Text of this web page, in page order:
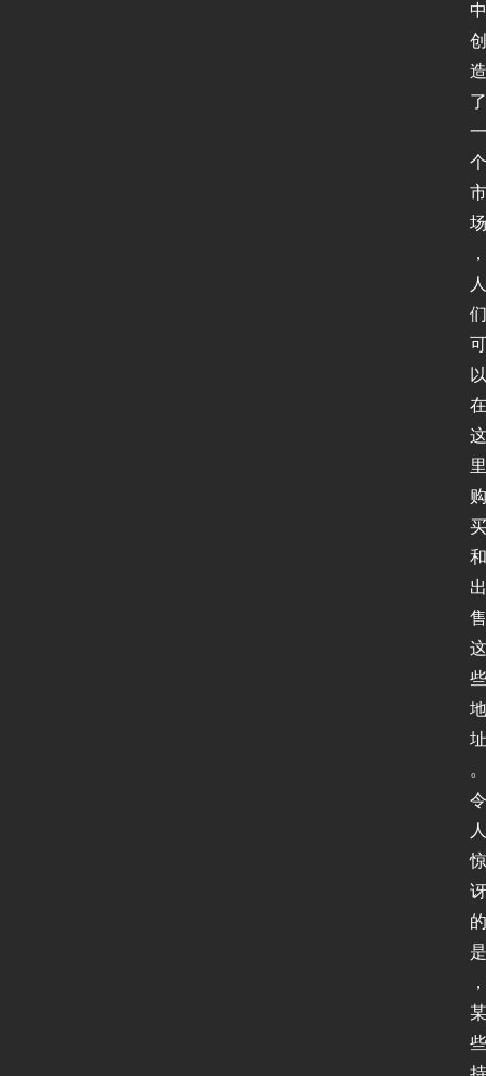
中
创
造
了
一
个
市
场
，
人
们
可
以
在
这
里
购
买
和
出
售
这
些
地
址
。
令
人
惊
讶
的
是
，
某
些